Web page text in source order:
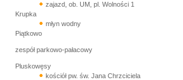
zajazd, ob. UM, pl. Wolności 1
Krupka
młyn wodny
Piątkowo
zespół parkowo-pałacowy
Pluskowęsy
kościół pw. św. Jana Chrzciciela